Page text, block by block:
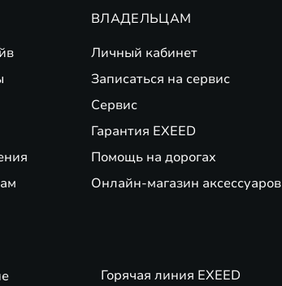
ВЛАДЕЛЬЦАМ
Личный кабинет
Записаться на сервис
Сервис
Гарантия EXEED
Помощь на дорогах
Онлайн-магазин аксессуаров
Горячая линия EXEED